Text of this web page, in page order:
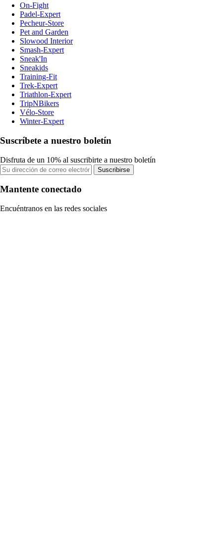
On-Fight
Padel-Expert
Pecheur-Store
Pet and Garden
Slowood Interior
Smash-Expert
Sneak'In
Sneakids
Training-Fit
Trek-Expert
Triathlon-Expert
TripNBikers
Vélo-Store
Winter-Expert
Suscríbete a nuestro boletín
Disfruta de un 10% al suscribirte a nuestro boletín
Suscribirse
Mantente conectado
Encuéntranos en las redes sociales